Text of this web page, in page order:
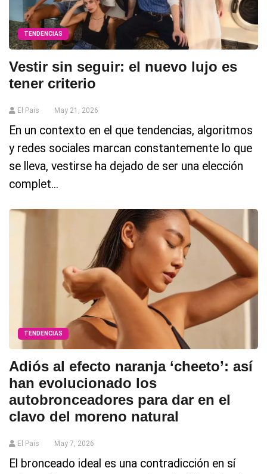
TENDENCIAS
Vestir sin seguir: el nuevo lujo es
tener criterio
El Pais May 21, 2026
En un contexto en el que tendencias, algoritmos
y redes sociales marcan constantemente lo que
se lleva, vestirse ha dejado de ser una elección
complet...
TENDENCIAS
Adiós al efecto naranja ‘cheeto’: así
han evolucionado los
autobronceadores para dar en el
clavo del moreno natural
El Pais May 7, 2026
El bronceado ideal es una contradicción en sí